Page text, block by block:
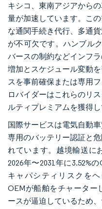
キシコ、東南アジアから
量が加速しています。こ
な通関手続き代行、多通
が不可欠です。ハンブル
バースの制約などインフ
増加とスケジュール変動
スを事前確保または専用
ロバイダーはこれらのリ
ルティプレミアムを獲得し
国際サービスは電気自動
専用のバッテリー認証と
れています。越境輸送に
2026年〜2031年に3.52%
キャパシティリスクを
OEMが船舶をチャーター
ースが逼迫しているため